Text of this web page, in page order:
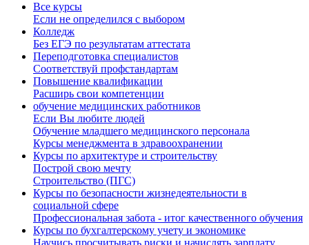
Все курсы
Если не определился с выбором
Колледж
Без ЕГЭ по результатам аттестата
Переподготовка специалистов
Соответствуй профстандартам
Повышение квалификации
Расширь свои компетенции
обучение медицинских работников
Если Вы любите людей
Обучение младшего медицинского персонала
Курсы менеджмента в здравоохранении
Курсы по архитектуре и строительству
Построй свою мечту
Строительство (ПГС)
Курсы по безопасности жизнедеятельности в
социальной сфере
Профессиональная забота - итог качественного обучения
Курсы по бухгалтерскому учету и экономике
Научись просчитывать риски и начислять зарплату